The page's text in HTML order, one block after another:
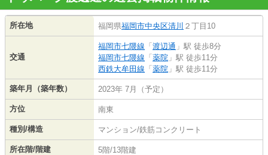
所在地 福岡県福岡市中央区清川 ２丁目10
交通
福岡市七隈線 「渡辺通 」駅 徒歩8分
福岡市七隈線 「薬院 」駅 徒歩11分
西鉄大牟田線 「薬院 」駅 徒歩11分
築年月（築年数） 2023年 7月（予定）
方位 南東
種別/構造 マンション/鉄筋コンクリート
所在階/階建 5階/13階建